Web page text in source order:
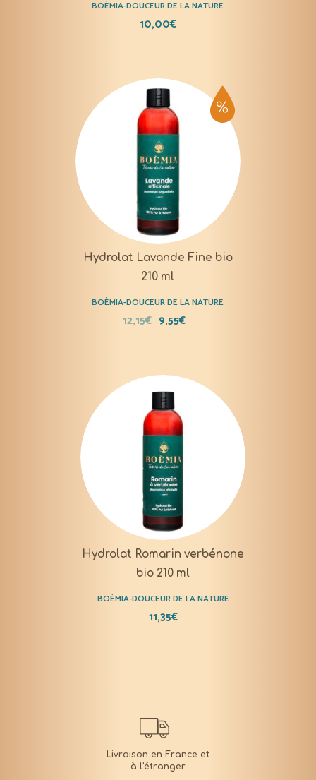
BOÈMIA-DOUCEUR DE LA NATURE
10,00€
Hydrolat Lavande Fine bio
210 ml
BOÈMIA-DOUCEUR DE LA NATURE
12,15€ 9,55€
Hydrolat Romarin verbénone
bio 210 ml
BOÈMIA-DOUCEUR DE LA NATURE
11,35€